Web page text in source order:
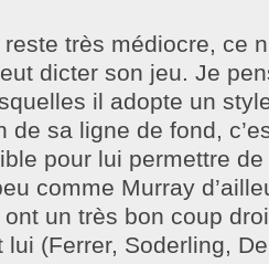
très médiocre, ce
dicter son jeu. Je
il adopte un
de sa ligne de fond,
pour lui permettre
comme Murray
un très bon coup
lui (Ferrer, Soderling,